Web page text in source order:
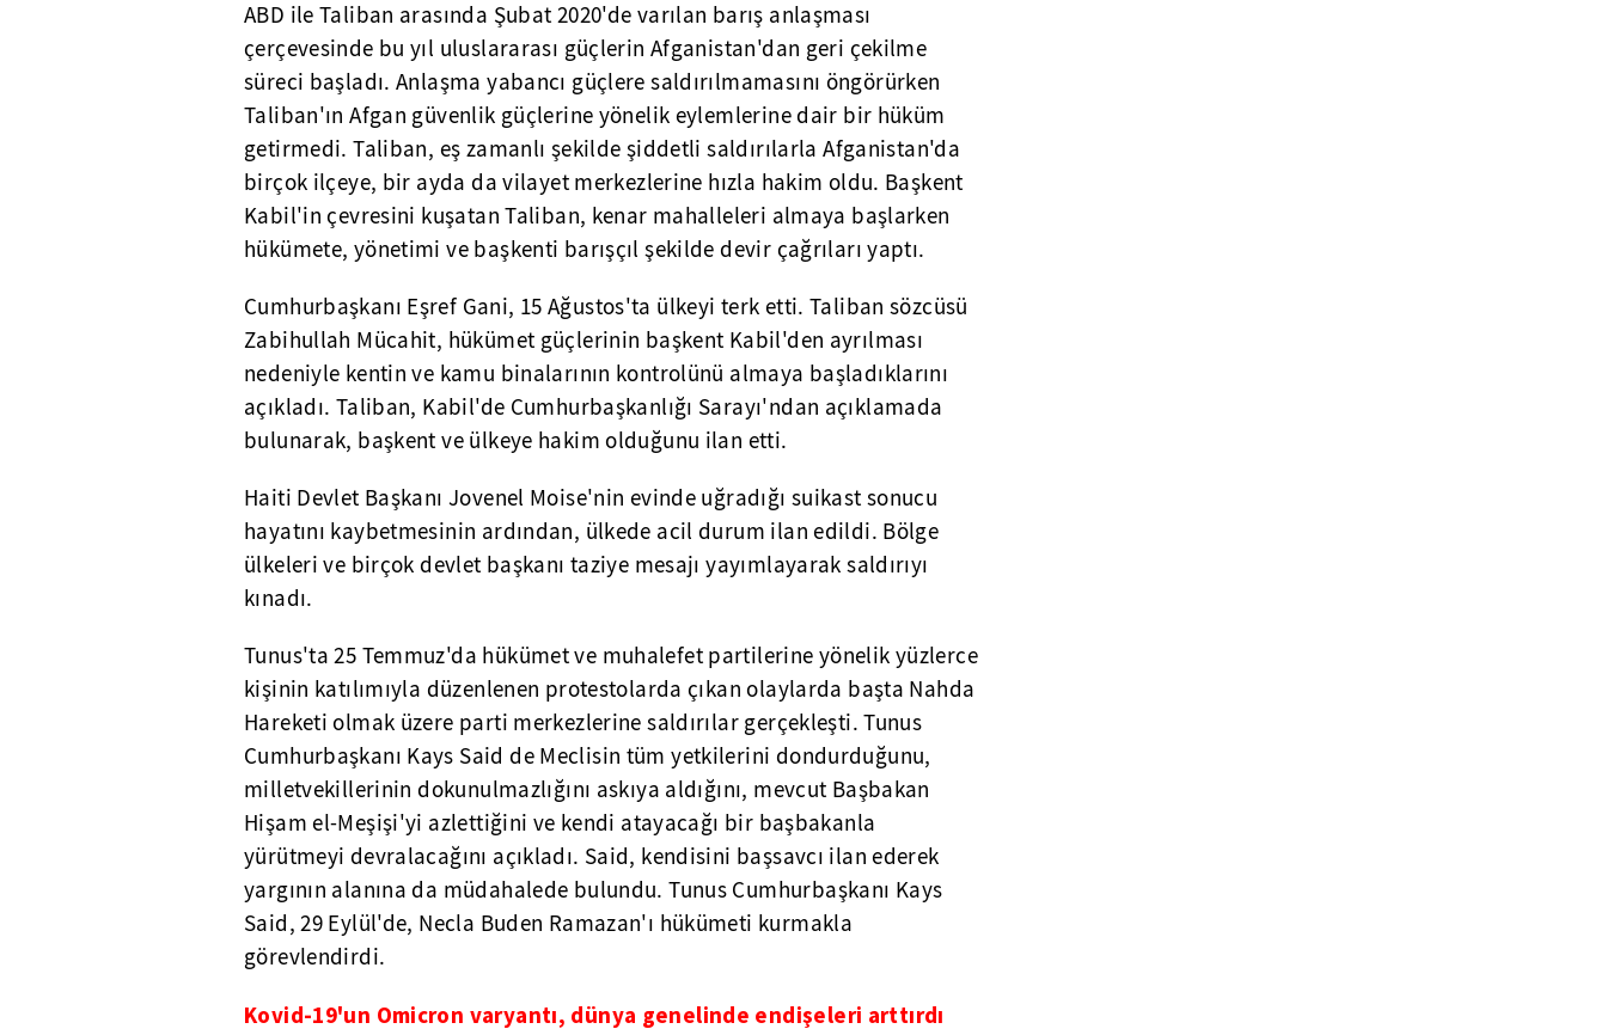
ABD ile Taliban arasında Şubat 2020'de varılan barış anlaşması
çerçevesinde bu yıl uluslararası güçlerin Afganistan'dan geri çekilme
süreci başladı. Anlaşma yabancı güçlere saldırılmamasını öngörürken
Taliban'ın Afgan güvenlik güçlerine yönelik eylemlerine dair bir hüküm
getirmedi. Taliban, eş zamanlı şekilde şiddetli saldırılarla Afganistan'da
birçok ilçeye, bir ayda da vilayet merkezlerine hızla hakim oldu. Başkent
Kabil'in çevresini kuşatan Taliban, kenar mahalleleri almaya başlarken
hükümete, yönetimi ve başkenti barışçıl şekilde devir çağrıları yaptı.
Cumhurbaşkanı Eşref Gani, 15 Ağustos'ta ülkeyi terk etti. Taliban sözcüsü
Zabihullah Mücahit, hükümet güçlerinin başkent Kabil'den ayrılması
nedeniyle kentin ve kamu binalarının kontrolünü almaya başladıklarını
açıkladı. Taliban, Kabil'de Cumhurbaşkanlığı Sarayı'ndan açıklamada
bulunarak, başkent ve ülkeye hakim olduğunu ilan etti.
Haiti Devlet Başkanı Jovenel Moise'nin evinde uğradığı suikast sonucu
hayatını kaybetmesinin ardından, ülkede acil durum ilan edildi. Bölge
ülkeleri ve birçok devlet başkanı taziye mesajı yayımlayarak saldırıyı
kınadı.
Tunus'ta 25 Temmuz'da hükümet ve muhalefet partilerine yönelik yüzlerce
kişinin katılımıyla düzenlenen protestolarda çıkan olaylarda başta Nahda
Hareketi olmak üzere parti merkezlerine saldırılar gerçekleşti. Tunus
Cumhurbaşkanı Kays Said de Meclisin tüm yetkilerini dondurduğunu,
milletvekillerinin dokunulmazlığını askıya aldığını, mevcut Başbakan
Hişam el-Meşişi'yi azlettiğini ve kendi atayacağı bir başbakanla
yürütmeyi devralacağını açıkladı. Said, kendisini başsavcı ilan ederek
yargının alanına da müdahalede bulundu. Tunus Cumhurbaşkanı Kays
Said, 29 Eylül'de, Necla Buden Ramazan'ı hükümeti kurmakla
görevlendirdi.
Kovid-19'un Omicron varyantı, dünya genelinde endişeleri arttırdı